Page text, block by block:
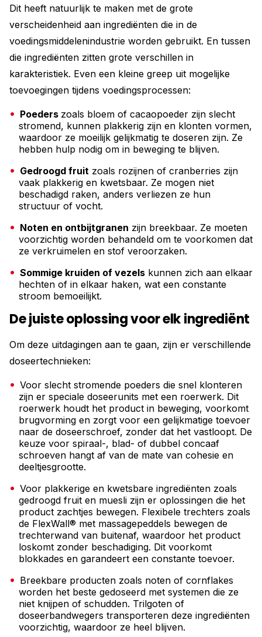
Dit heeft natuurlijk te maken met de grote
verscheidenheid aan ingrediënten die in de
voedingsmiddelenindustrie worden gebruikt. En tussen
die ingrediënten zitten grote verschillen in
karakteristiek. Even een kleine greep uit mogelijke
toevoegingen tijdens voedingsprocessen:
Poeders zoals bloem of cacaopoeder zijn slecht
stromend, kunnen plakkerig zijn en klonten vormen,
waardoor ze moeilijk gelijkmatig te doseren zijn. Ze
hebben hulp nodig om in beweging te blijven.
Gedroogd fruit zoals rozijnen of cranberries zijn
vaak plakkerig en kwetsbaar. Ze mogen niet
beschadigd raken, anders verliezen ze hun
structuur of vocht.
Noten en ontbijtgranen zijn breekbaar. Ze moeten
voorzichtig worden behandeld om te voorkomen dat
ze verkruimelen en stof veroorzaken.
Sommige kruiden of vezels kunnen zich aan elkaar
hechten of in elkaar haken, wat een constante
stroom bemoeilijkt.
De juiste oplossing voor elk ingrediënt
Om deze uitdagingen aan te gaan, zijn er verschillende
doseertechnieken:
Voor slecht stromende poeders die snel klonteren
zijn er speciale doseerunits met een roerwerk. Dit
roerwerk houdt het product in beweging, voorkomt
brugvorming en zorgt voor een gelijkmatige toevoer
naar de doseerschroef, zonder dat het vastloopt. De
keuze voor spiraal-, blad- of dubbel concaaf
schroeven hangt af van de mate van cohesie en
deeltjesgrootte.
Voor plakkerige en kwetsbare ingrediënten zoals
gedroogd fruit en muesli zijn er oplossingen die het
product zachtjes bewegen. Flexibele trechters zoals
de FlexWall® met massagepeddels bewegen de
trechterwand van buitenaf, waardoor het product
loskomt zonder beschadiging. Dit voorkomt
blokkades en garandeert een constante toevoer.
Breekbare producten zoals noten of cornflakes
worden het beste gedoseerd met systemen die ze
niet knijpen of schudden. Trilgoten of
doseerbandwegers transporteren deze ingrediënten
voorzichtig, waardoor ze heel blijven.